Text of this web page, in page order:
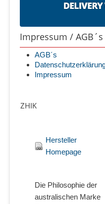
Impressum / AGB´s
AGB´s
Impressum
ZHIK
Hersteller
Homepage
Die Philosophie der
australischen Marke